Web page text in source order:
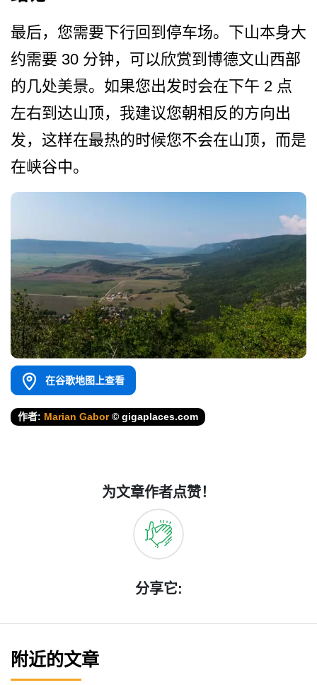
最后，您需要下行回到停车场­。下山本身大
约需要 30 分钟，可以欣赏到博德文山西­部
的几处美景。如果您出发时会在下午 2 点
左右到达山顶，我建议您朝­相反的方向出
发，这样在最热的时候您不会在山顶，而­是
在峡谷中。
在谷歌地图上查看
作者: Marian Gabor© gigaplaces.com
为文章作者点赞！
分享它:
附近的文章